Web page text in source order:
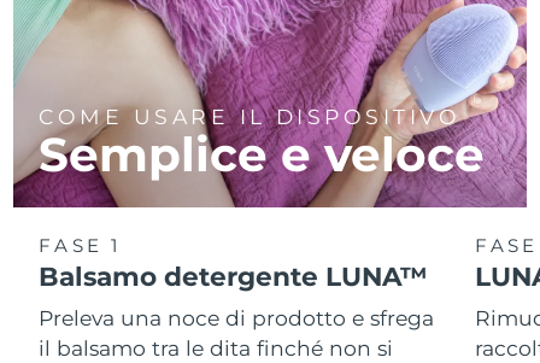
COME USARE IL DISPOSITIVO
Semplice e veloce
FASE 1
Balsamo detergente LUNA™
Preleva una noce di prodotto e sfrega
il balsamo tra le dita finché non si